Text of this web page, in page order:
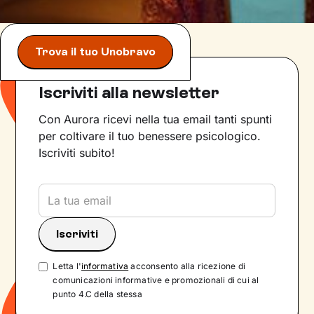
Trova il tuo Unobravo
Iscriviti alla newsletter
Con Aurora ricevi nella tua email tanti spunti
per coltivare il tuo benessere psicologico.
Iscriviti subito!
Letta l'informativa acconsento alla ricezione di
comunicazioni informative e promozionali di cui al
punto 4.C della stessa